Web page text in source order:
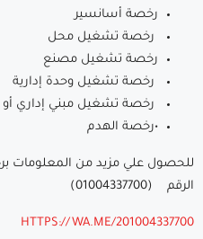
رخصة أسانسير
رخصة تشغيل محل
رخصة تشغيل مصنع
رخصة تشغيل وحدة إدارية
رخصة تشغيل مبني إداري
•رخصة الهدم
للحصول علي مزيد من المعلومات
الرقم (01004337700)
HTTPS://WA.ME/201004337700